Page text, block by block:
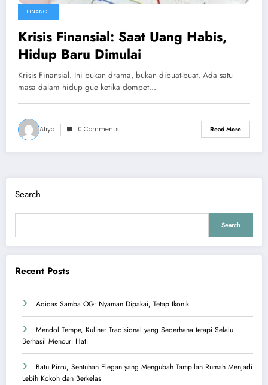
FINANCE
Krisis Finansial: Saat Uang Habis,
Hidup Baru Dimulai
Krisis Finansial. Ini bukan drama, bukan dibuat-buat. Ada satu
masa dalam hidup gue ketika dompet…
Aliya 0 Comments Read More
Search
Search
Recent Posts
Adidas Samba OG: Nyaman Dipakai, Tetap Ikonik
Mendol Tempe, Kuliner Tradisional yang Sederhana tetapi Selalu
Berhasil Mencuri Hati
Batu Pintu, Sentuhan Elegan yang Mengubah Tampilan Rumah Menjadi
Lebih Kokoh dan Berkelas